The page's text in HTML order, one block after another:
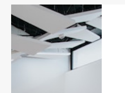
dans la
recherche
d’information.
Son accès est
ouvert aux